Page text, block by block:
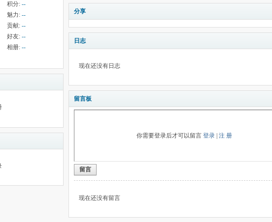
积分: --
魅力: --
贡献: --
好友: --
相册: --
分享
日志
现在还没有日志
留言板
你需要登录后才可以留言 登录 注 册
留言
现在还没有留言